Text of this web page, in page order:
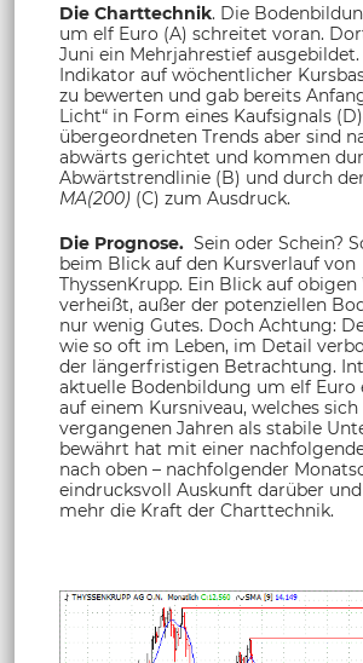
Die Charttechnik. Die
um elf Euro (A) schreitet voran.
Juni ein Mehrjahrestief ausgebildet.
Indikator auf wöchentlicher
zu bewerten und gab bereits
Licht“ in Form eines Kaufsignals
übergeordneten Trends aber sind
abwärts gerichtet und kommen
Abwärtstrendlinie (B) und durch
MA(200) (C) zum Ausdruck.
Die Prognose. Sein oder Schein?
beim Blick auf den Kursverlauf von
ThyssenKrupp. Ein Blick auf
verheißt, außer der potenziellen
nur wenig Gutes. Doch Achtung:
wie so oft im Leben, im Detail
der längerfristigen Betrachtung.
aktuelle Bodenbildung um elf
auf einem Kursniveau, welches
vergangenen Jahren als stabile
bewährt hat mit einer
nach oben – nachfolgender
eindrucksvoll Auskunft darüber
mehr die Kraft der Charttechnik.